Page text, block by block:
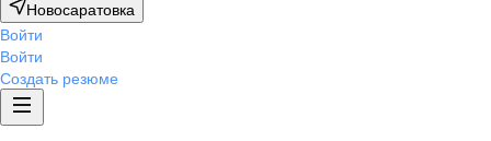
Новосаратовка
Войти
Войти
Создать резюме